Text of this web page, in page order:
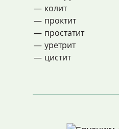
колит
проктит
простатит
уретрит
цистит